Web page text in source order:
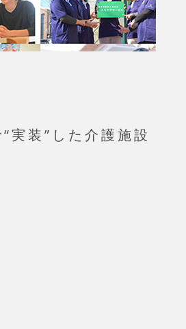
実装”した介護施設